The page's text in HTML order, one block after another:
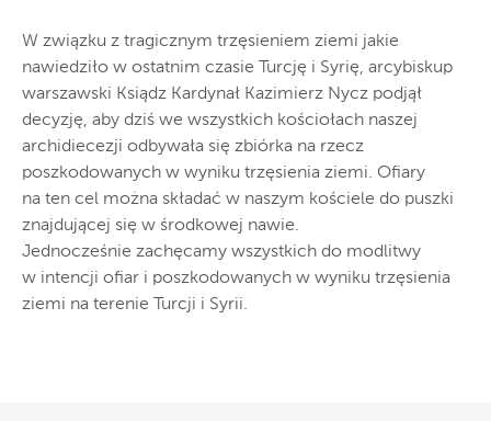
W związku z tragicznym trzęsieniem ziemi jakie
nawiedziło w ostatnim czasie Turcję i Syrię, arcybiskup
warszawski Ksiądz Kardynał Kazimierz Nycz podjął
decyzję, aby dziś we wszystkich kościołach naszej
archidiecezji odbywała się zbiórka na rzecz
poszkodowanych w wyniku trzęsienia ziemi. Ofiary
na ten cel można składać w naszym kościele do puszki
znajdującej się w środkowej nawie.
Jednocześnie zachęcamy wszystkich do modlitwy
w intencji ofiar i poszkodowanych w wyniku trzęsienia
ziemi na terenie Turcji i Syrii.